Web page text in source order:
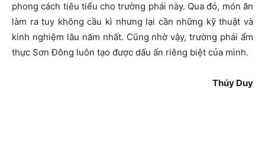
phong cách tiêu tiểu cho trường phái này. Qua đó, món ăn
làm ra tuy không cầu kì nhưng lại cần những kỹ thuật và
kinh nghiệm lâu năm nhất. Cũng nhờ vậy, trường phái ẩm
thực Sơn Đông luôn tạo được dấu ấn riêng biệt của mình.
Thúy Duy